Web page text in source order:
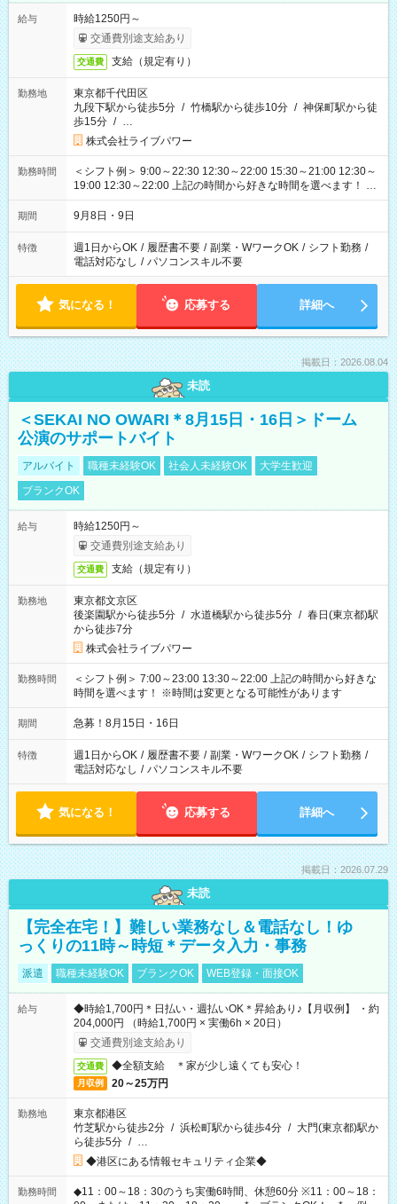
給与
時給1250円～
交通費別途支給あり
交通費 支給（規定有り）
勤務地
東京都千代田区
九段下駅から徒歩5分 / 竹橋駅から徒歩10分 / 神保町駅から徒
歩15分 / …
株式会社ライブパワー
勤務時間
＜シフト例＞ 9:00～22:30 12:30～22:00 15:30～21:00 12:30～
19:00 12:30～22:00 上記の時間から好きな時間を選べます！ ※
時間は変更となる可能性があります
期間 9月8日・9日
特徴 週1日からOK / 履歴書不要 / 副業・WワークOK / シフト勤務 /
電話対応なし / パソコンスキル不要
気になる！ 応募する 詳細へ
掲載日：2026.08.04
未読
＜SEKAI NO OWARI＊8月15日・16日＞ドーム
公演のサポートバイト
アルバイト 職種未経験OK 社会人未経験OK
大学生歓迎
ブランクOK
給与
時給1250円～
交通費別途支給あり
交通費 支給（規定有り）
勤務地
東京都文京区
後楽園駅から徒歩5分 / 水道橋駅から徒歩5分 / 春日(東京都)駅
から徒歩7分
株式会社ライブパワー
勤務時間
＜シフト例＞ 7:00～23:00 13:30～22:00 上記の時間から好きな
時間を選べます！ ※時間は変更となる可能性があります
期間 急募！8月15日・16日
特徴 週1日からOK / 履歴書不要 / 副業・WワークOK / シフト勤務 /
電話対応なし / パソコンスキル不要
気になる！ 応募する 詳細へ
掲載日：2026.07.29
未読
【完全在宅！】難しい業務なし＆電話なし！ゆ
っくりの11時～時短＊データ入力・事務
派遣 職種未経験OK ブランクOK WEB登録・面接OK
給与
◆時給1,700円＊日払い・週払いOK＊昇給あり♪【月収例】 ・約
204,000円 （時給1,700円 × 実働6h × 20日）
交通費別途支給あり
交通費 ◆全額支給 ＊家が少し遠くても安心！
月収例 20～25万円
勤務地
東京都港区
竹芝駅から徒歩2分 / 浜松町駅から徒歩4分 / 大門(東京都)駅か
ら徒歩5分 / …
◆港区にある情報セキュリティ企業◆
勤務時間
◆11：00～18：30のうち実働6時間、休憩60分 ※11：00～18：